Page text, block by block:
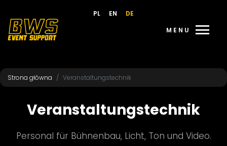
PL EN
DE
MENU
menu
Strona główna Veranstaltungstechnik
Veranstaltungstechnik
Personal für Bühnenbau, Licht, Ton und Video.